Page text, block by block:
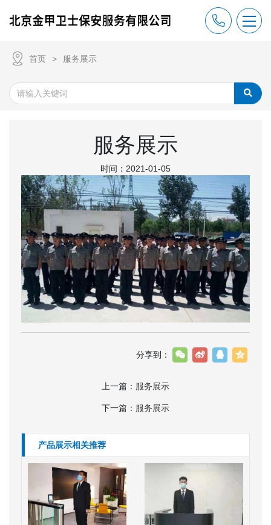
首页 服务展示
服务展示
时间：2021-01-05
上一篇： 服务展示
下一篇： 服务展示
分享到：
产品展示相关推荐